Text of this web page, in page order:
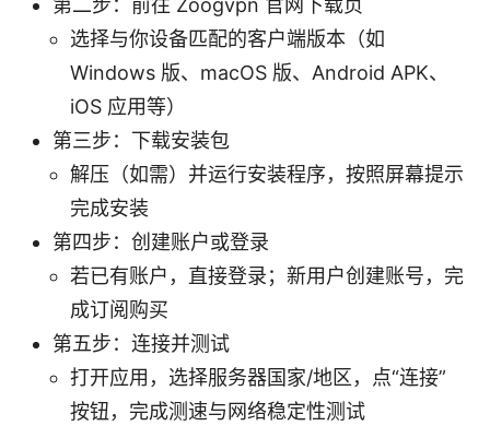
选择与你设备匹配的客户端版本（如
Windows 版、macOS 版、Android APK、
iOS 应用等）
第三步：下载安装包
解压（如需）并运行安装程序，按照屏幕提示
完成安装
第四步：创建账户或登录
若已有账户，直接登录；新用户创建账号，完
成订阅购买
第五步：连接并测试
打开应用，选择服务器国家/地区，点“连接”
按钮，完成测速与网络稳定性测试